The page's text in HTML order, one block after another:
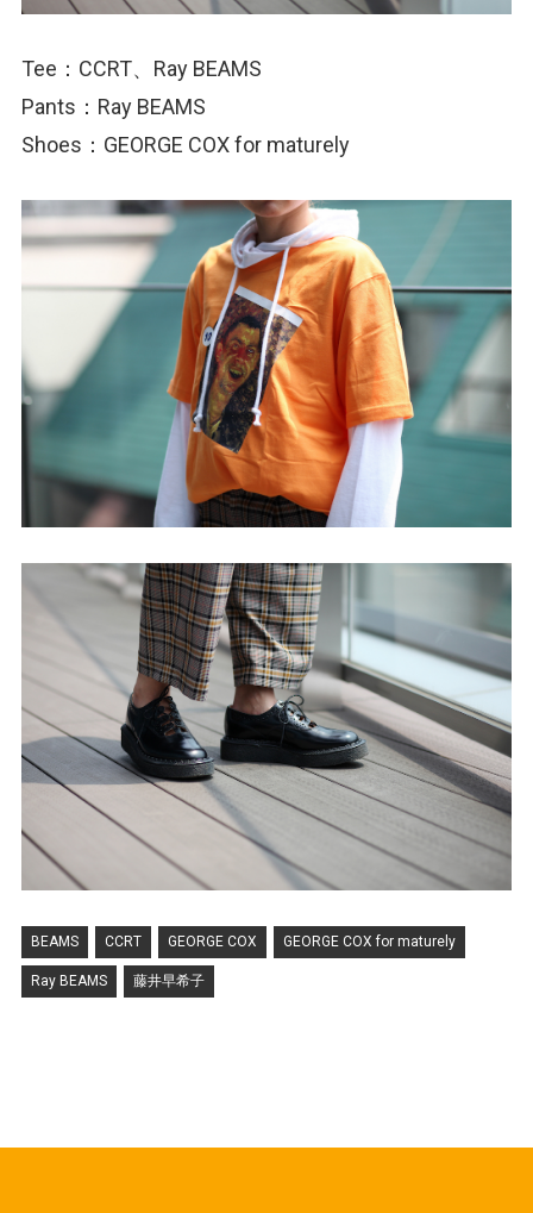
Tee：CCRT、Ray BEAMS
Pants：Ray BEAMS
Shoes：GEORGE COX for maturely
BEAMS CCRT GEORGE COX GEORGE COX for maturely
Ray BEAMS 藤井早希子